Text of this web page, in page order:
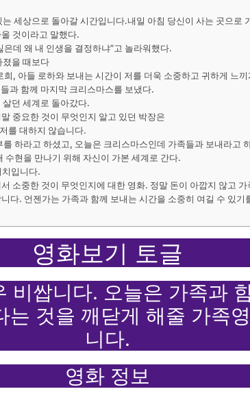
세상으로 돌아갈 시간입니다.내일 아침 당신이 사는 곳으로
것이라고 말했다.
은데 왜 내 인생을 결정하냐”고 놀라워했다.
졌을 때보다
희, 아들 로하와 보내는 시간이 저를 더욱 소중하고 귀하게 느
과 함께 마지막 크리스마스를 보냈다.
던 세계로 돌아갔다.
중요한 것이 무엇인지 알고 있던 박장은
를 대하지 않습니다.
를 하라고 하셨고, 오늘은 크리스마스인데 가족들과 보내라고
수현을 만나기 위해 자신이 가본 세계로 간다.
입니다.
소중한 것이 무엇인지에 대한 영화. 정말 돈이 아깝지 않고
다. 언젠가는 가족과 함께 보내는 시간을 소중히 여길 수 있기
영화보기 토글
비쌉니다. 오늘은 가족과
는 것을 깨닫게 해줄 가족
니다.
영화 정보